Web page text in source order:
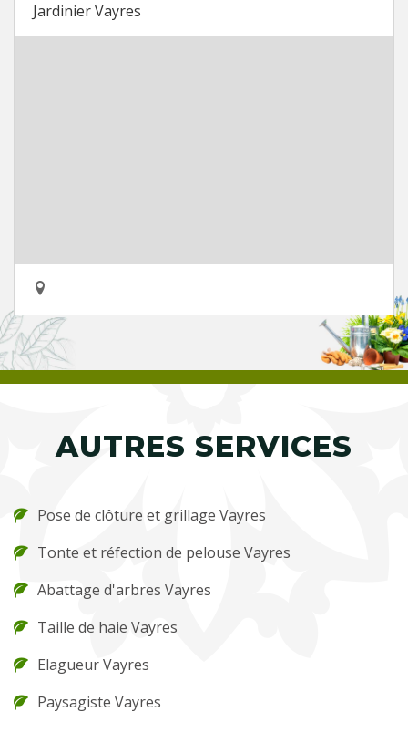
Jardinier Vayres
AUTRES SERVICES
Pose de clôture et grillage Vayres
Tonte et réfection de pelouse Vayres
Abattage d'arbres Vayres
Taille de haie Vayres
Elagueur Vayres
Paysagiste Vayres